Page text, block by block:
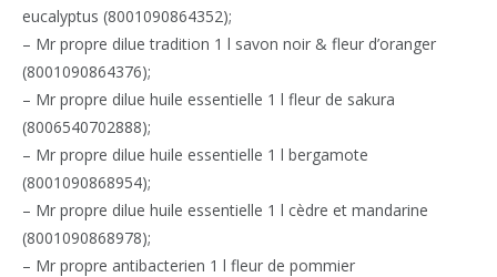
eucalyptus (8001090864352);
– Mr propre dilue tradition 1 l savon noir & fleur d’oranger
(8001090864376);
– Mr propre dilue huile essentielle 1 l fleur de sakura
(8006540702888);
– Mr propre dilue huile essentielle 1 l bergamote
(8001090868954);
– Mr propre dilue huile essentielle 1 l cèdre et mandarine
(8001090868978);
– Mr propre antibacterien 1 l fleur de pommier